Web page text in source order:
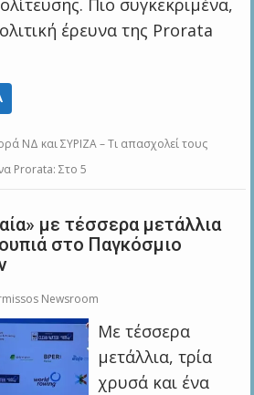
Πιο συγκεκριμένα,
έρευνα της Prorata
ΝΔ και ΣΥΡΙΖΑ – Τι απασχολεί τους
Prorata: Στο 5
με τέσσερα μετάλλια
στο Παγκόσμιο
Newsroom
Με τέσσερα
μετάλλια, τρία
χρυσά και ένα